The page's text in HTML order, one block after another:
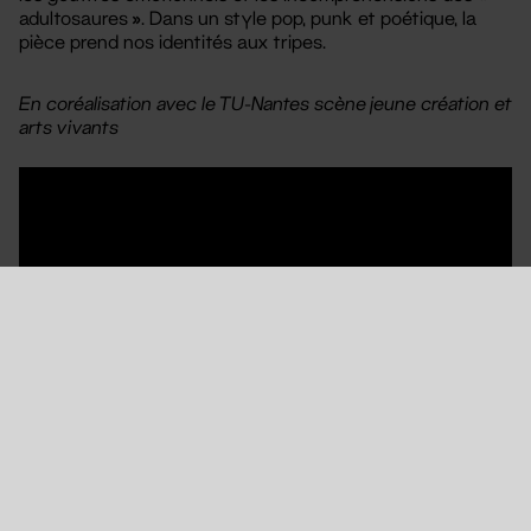
adultosaures ». Dans un style pop, punk et poétique, la
pièce prend nos identités aux tripes.
En coréalisation avec le TU-Nantes scène jeune création et
arts vivants